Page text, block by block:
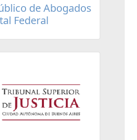
de Abogados
Federal